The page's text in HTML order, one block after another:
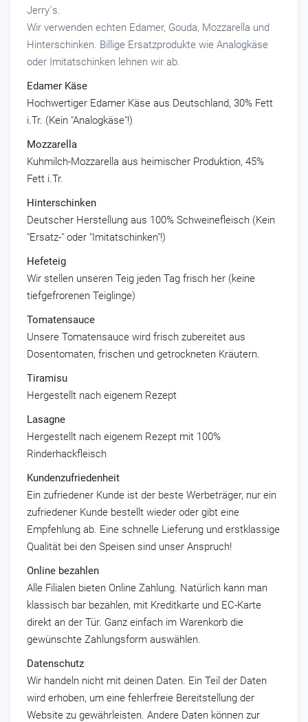
Jerry`s.
Wir verwenden echten Edamer, Gouda, Mozzarella und
Hinterschinken. Billige Ersatzprodukte wie Analogkäse
oder Imitatschinken lehnen wir ab.
Edamer Käse
Hochwertiger Edamer Käse aus Deutschland, 30% Fett
i.Tr. (Kein "Analogkäse"!)
Mozzarella
Kuhmilch-Mozzarella aus heimischer Produktion, 45%
Fett i.Tr.
Hinterschinken
Deutscher Herstellung aus 100% Schweinefleisch (Kein
"Ersatz-" oder "Imitatschinken"!)
Hefeteig
Wir stellen unseren Teig jeden Tag frisch her (keine
tiefgefrorenen Teiglinge)
Tomatensauce
Unsere Tomatensauce wird frisch zubereitet aus
Dosentomaten, frischen und getrockneten Kräutern.
Tiramisu
Hergestellt nach eigenem Rezept
Lasagne
Hergestellt nach eigenem Rezept mit 100%
Rinderhackfleisch
Kundenzufriedenheit
Ein zufriedener Kunde ist der beste Werbeträger, nur ein
zufriedener Kunde bestellt wieder oder gibt eine
Empfehlung ab. Eine schnelle Lieferung und erstklassige
Qualität bei den Speisen sind unser Anspruch!
Online bezahlen
Alle Filialen bieten Online Zahlung. Natürlich kann man
klassisch bar bezahlen, mit Kreditkarte und EC-Karte
direkt an der Tür. Ganz einfach im Warenkorb die
gewünschte Zahlungsform auswählen.
Datenschutz
Wir handeln nicht mit deinen Daten. Ein Teil der Daten
wird erhoben, um eine fehlerfreie Bereitstellung der
Website zu gewährleisten. Andere Daten können zur